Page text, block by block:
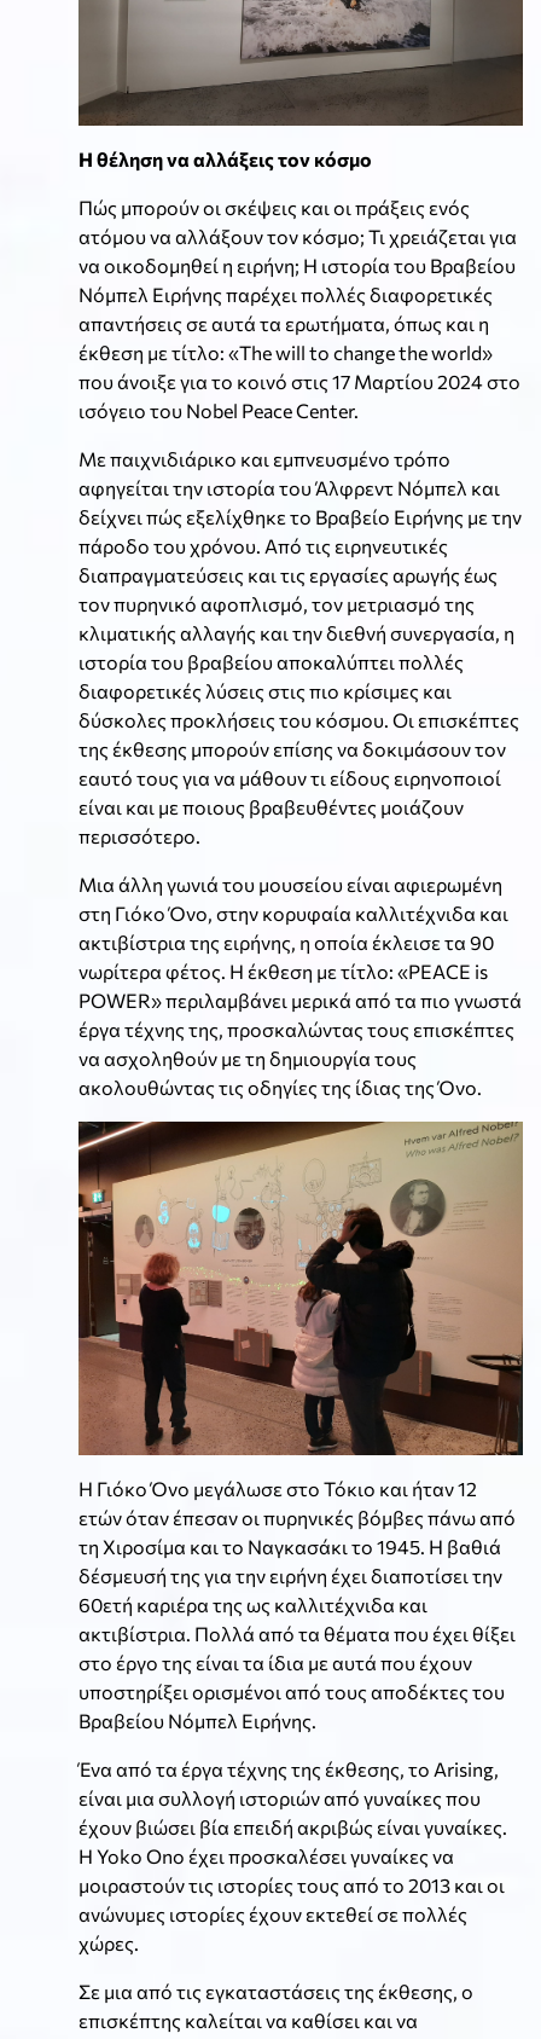
Η θέληση να αλλάξεις τον κόσμο
Πώς μπορούν οι σκέψεις και οι πράξεις ενός
ατόμου να αλλάξουν τον κόσμο; Τι χρειάζεται για
να οικοδομηθεί η ειρήνη; Η ιστορία του Βραβείου
Νόμπελ Ειρήνης παρέχει πολλές διαφορετικές
απαντήσεις σε αυτά τα ερωτήματα, όπως και η
έκθεση με τίτλο: «The will to change the world»
που άνοιξε για το κοινό στις 17 Μαρτίου 2024 στο
ισόγειο του Nobel Peace Center.
Με παιχνιδιάρικο και εμπνευσμένο τρόπο
αφηγείται την ιστορία του Άλφρεντ Νόμπελ και
δείχνει πώς εξελίχθηκε το Βραβείο Ειρήνης με την
πάροδο του χρόνου. Από τις ειρηνευτικές
διαπραγματεύσεις και τις εργασίες αρωγής έως
τον πυρηνικό αφοπλισμό, τον μετριασμό της
κλιματικής αλλαγής και την διεθνή συνεργασία, η
ιστορία του βραβείου αποκαλύπτει πολλές
διαφορετικές λύσεις στις πιο κρίσιμες και
δύσκολες προκλήσεις του κόσμου. Οι επισκέπτες
της έκθεσης μπορούν επίσης να δοκιμάσουν τον
εαυτό τους για να μάθουν τι είδους ειρηνοποιοί
είναι και με ποιους βραβευθέντες μοιάζουν
περισσότερο.
Μια άλλη γωνιά του μουσείου είναι αφιερωμένη
στη Γιόκο Όνο, στην κορυφαία καλλιτέχνιδα και
ακτιβίστρια της ειρήνης, η οποία έκλεισε τα 90
νωρίτερα φέτος. Η έκθεση με τίτλο: «PEACE is
POWER» περιλαμβάνει μερικά από τα πιο γνωστά
έργα τέχνης της, προσκαλώντας τους επισκέπτες
να ασχοληθούν με τη δημιουργία τους
ακολουθώντας τις οδηγίες της ίδιας της Όνο.
Η Γιόκο Όνο μεγάλωσε στο Τόκιο και ήταν 12
ετών όταν έπεσαν οι πυρηνικές βόμβες πάνω από
τη Χιροσίμα και το Ναγκασάκι το 1945. Η βαθιά
δέσμευσή της για την ειρήνη έχει διαποτίσει την
60ετή καριέρα της ως καλλιτέχνιδα και
ακτιβίστρια. Πολλά από τα θέματα που έχει θίξει
στο έργο της είναι τα ίδια με αυτά που έχουν
υποστηρίξει ορισμένοι από τους αποδέκτες του
Βραβείου Νόμπελ Ειρήνης.
Ένα από τα έργα τέχνης της έκθεσης, το Arising,
είναι μια συλλογή ιστοριών από γυναίκες που
έχουν βιώσει βία επειδή ακριβώς είναι γυναίκες.
Η Yoko Ono έχει προσκαλέσει γυναίκες να
μοιραστούν τις ιστορίες τους από το 2013 και οι
ανώνυμες ιστορίες έχουν εκτεθεί σε πολλές
χώρες.
Σε μια από τις εγκαταστάσεις της έκθεσης, ο
επισκέπτης καλείται να καθίσει και να